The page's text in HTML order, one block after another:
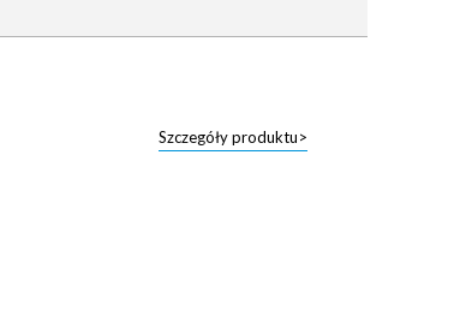
Szczegóły produktu>